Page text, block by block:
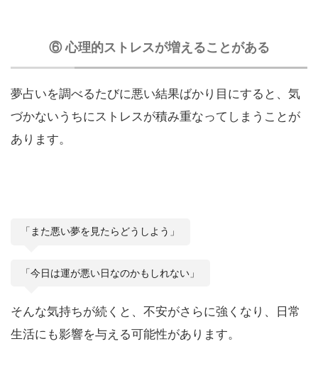
⑥ 心理的ストレスが増えることがある
夢占いを調べるたびに悪い結果ばかり目にすると、気
づかないうちにストレスが積み重なってしまうことが
あります。
「また悪い夢を見たらどうしよう」
「今日は運が悪い日なのかもしれない」
そんな気持ちが続くと、不安がさらに強くなり、日常
生活にも影響を与える可能性があります。